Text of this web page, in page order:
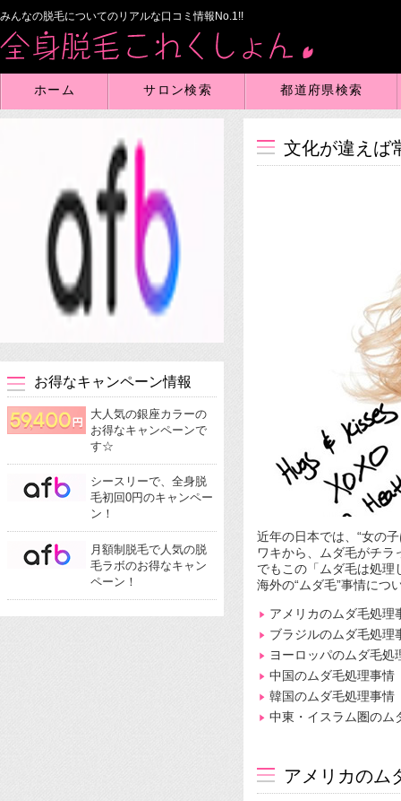
みんなの脱毛についてのリアルな口コミ情報No.1!!
ホーム サロン検索 都道府県検索
文化が違えば
近年の日本では、“女の
ワキから、ムダ毛がチ
でもこの「ムダ毛は処理
海外の“ムダ毛”事情につ
アメリカのムダ毛処理
ブラジルのムダ毛処理
ヨーロッパのムダ毛処
中国のムダ毛処理事情
韓国のムダ毛処理事情
中東・イスラム圏のム
アメリカのム
お得なキャンペーン情報
大人気の銀座カラーの
お得なキャンペーンで
す☆
シースリーで、全身脱
毛初回0円のキャンペー
ン！
月額制脱毛で人気の脱
毛ラボのお得なキャン
ペーン！